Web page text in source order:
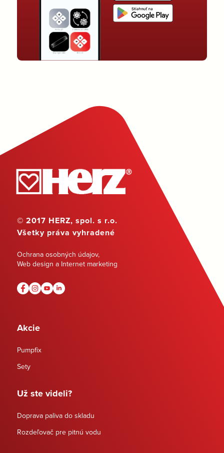
© 2017 HERZ, spol. s r.o.
Všetky práva vyhradené
Ochrana osobných údajov,
Web design a Internet marketing
Akcie
Pumpfix
Sety
Už ste videli?
Doprava paliva do skladu
Rozdeľovač pre pitnú vodu